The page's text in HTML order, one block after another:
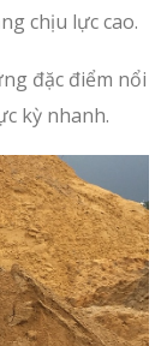
chịu lực cao.
đặc điểm nổi
kỳ nhanh.